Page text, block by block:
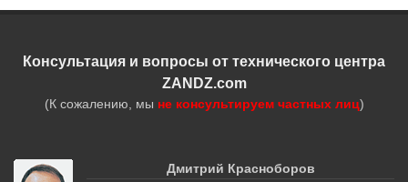
Консультация и вопросы от технического центра
ZANDZ.com
(К сожалению, мы не консультируем частных лиц)
Дмитрий Красноборов